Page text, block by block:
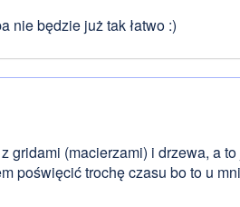
nie będzie już tak łatwo :)
gridami (macierzami) i drzewa, a
poświęcić trochę czasu bo to u